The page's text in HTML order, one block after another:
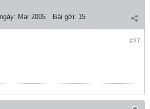
Mar 2005 Bài gởi: 15
#27